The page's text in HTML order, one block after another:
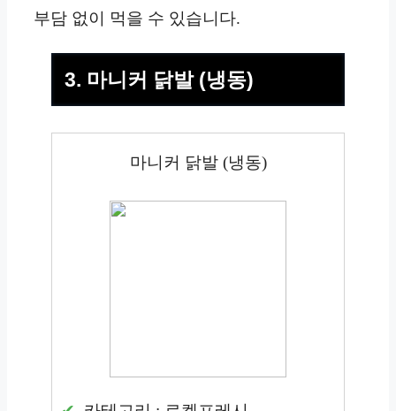
부담 없이 먹을 수 있습니다.
3. 마니커 닭발 (냉동)
마니커 닭발 (냉동)